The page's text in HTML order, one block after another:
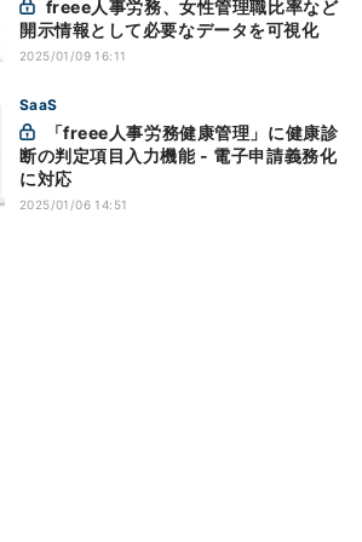
開示情報として必要なデータを可視化
2025/01/09 16:11
SaaS
断の判定項目入力機能 - 電子申請義務化
に対応
2025/01/06 14:51